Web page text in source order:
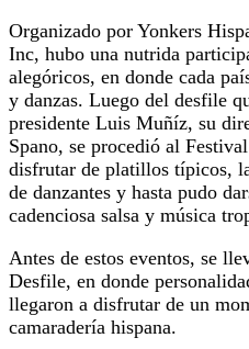
Organizado por Yonkers
Inc, hubo una nutrida
alegóricos, en donde cada
y danzas. Luego del desfile
presidente Luis Muñíz, su
Spano, se procedió al
disfrutar de platillos típicos,
de danzantes y hasta pudo
cadenciosa salsa y música
Antes de estos eventos, se
Desfile, en donde
llegaron a disfrutar de un
camaradería hispana.